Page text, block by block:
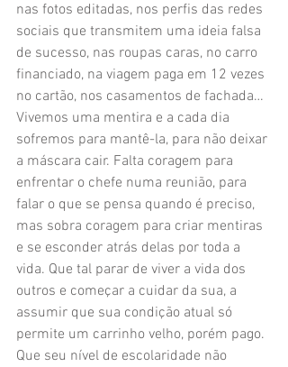
nas fotos editadas, nos perfis das redes
sociais que transmitem uma ideia falsa
de sucesso, nas roupas caras, no carro
financiado, na viagem paga em 12 vezes
no cartão, nos casamentos de fachada…
Vivemos uma mentira e a cada dia
sofremos para mantê-la, para não deixar
a máscara cair. Falta coragem para
enfrentar o chefe numa reunião, para
falar o que se pensa quando é preciso,
mas sobra coragem para criar mentiras
e se esconder atrás delas por toda a
vida. Que tal parar de viver a vida dos
outros e começar a cuidar da sua, a
assumir que sua condição atual só
permite um carrinho velho, porém pago.
Que seu nível de escolaridade não